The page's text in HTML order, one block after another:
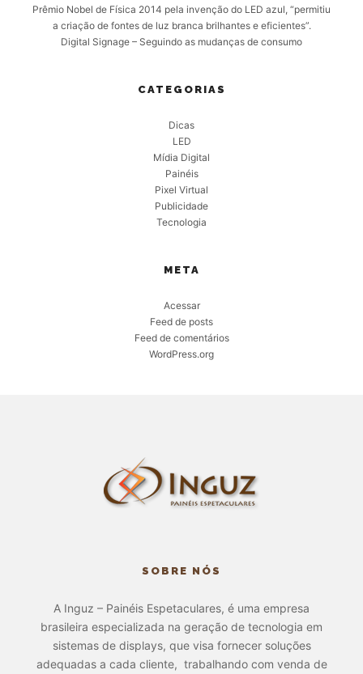
Prêmio Nobel de Física 2014 pela invenção do LED azul, “permitiu
a criação de fontes de luz branca brilhantes e eficientes”.
Digital Signage – Seguindo as mudanças de consumo
CATEGORIAS
Dicas
LED
Mídia Digital
Painéis
Pixel Virtual
Publicidade
Tecnologia
META
Acessar
Feed de posts
Feed de comentários
WordPress.org
SOBRE NÓS
A Inguz – Painéis Espetaculares, é uma empresa
brasileira especializada na geração de tecnologia em
sistemas de displays, que visa fornecer soluções
adequadas a cada cliente, trabalhando com venda de